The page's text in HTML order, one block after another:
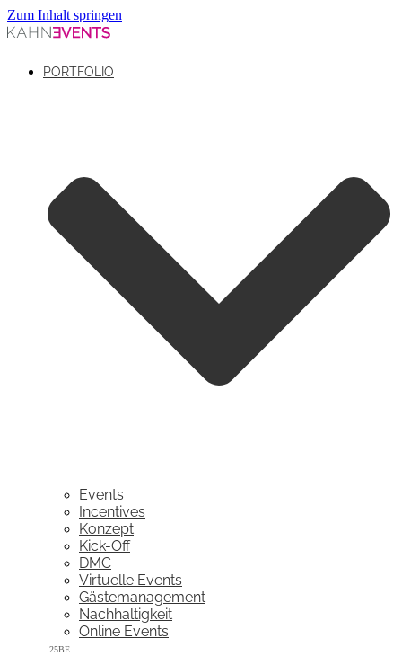
Zum Inhalt springen
PORTFOLIO
Events
Incentives
Konzept
Kick-Off
DMC
Virtuelle Events
Gästemanagement
Nachhaltigkeit
Online Events